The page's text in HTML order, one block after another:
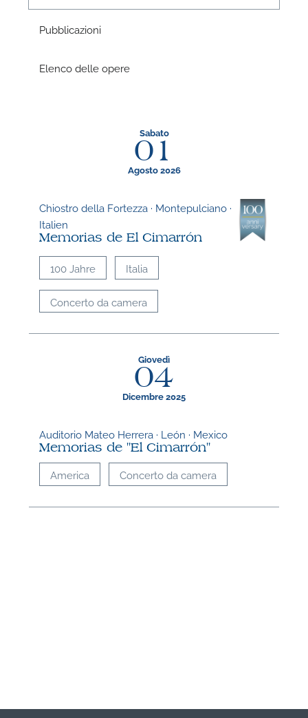
Pubblicazioni
Elenco delle opere
Sabato
01
Agosto 2026
Chiostro della Fortezza · Montepulciano ·
Italien
Memorias de El Cimarrón
100 Jahre Italia
Concerto da camera
Giovedì
04
Dicembre 2025
Auditorio Mateo Herrera · León · Mexico
Memorias de "El Cimarrón"
America Concerto da camera